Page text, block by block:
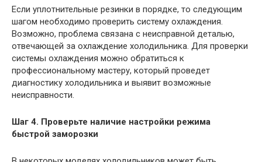
Если уплотнительные резинки в порядке, то следующим
шагом необходимо проверить систему охлаждения.
Возможно, проблема связана с неисправной деталью,
отвечающей за охлаждение холодильника. Для проверки
системы охлаждения можно обратиться к
профессиональному мастеру, который проведет
диагностику холодильника и выявит возможные
неисправности.
Шаг 4. Проверьте наличие настройки режима
быстрой заморозки